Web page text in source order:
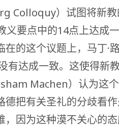
Colloquy）试图将新教
义要点中的14点上达成
的这个议题上，马丁·
达成一致。这使得新
Machen）认为这
德把有关圣礼的分歧看
因为这种漠不关心的